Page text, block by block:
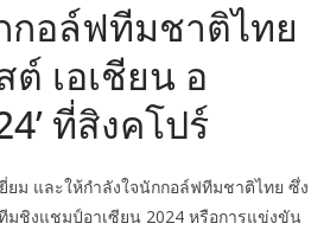
กอล์ฟทีมชาติไทย
เอเชียน อ
ที่สิงคโปร์
ม และให้กำลังใจนักกอล์ฟทีมชาติไทย ซึ่ง
ชิงแชมป์อาเซียน 2024 หรือการแข่งขัน